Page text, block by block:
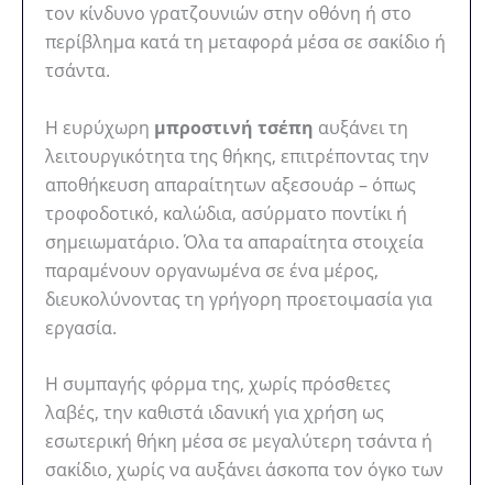
τον κίνδυνο γρατζουνιών στην οθόνη ή στο
περίβλημα κατά τη μεταφορά μέσα σε σακίδιο ή
τσάντα.
Η ευρύχωρη μπροστινή τσέπη αυξάνει τη
λειτουργικότητα της θήκης, επιτρέποντας την
αποθήκευση απαραίτητων αξεσουάρ – όπως
τροφοδοτικό, καλώδια, ασύρματο ποντίκι ή
σημειωματάριο. Όλα τα απαραίτητα στοιχεία
παραμένουν οργανωμένα σε ένα μέρος,
διευκολύνοντας τη γρήγορη προετοιμασία για
εργασία.
Η συμπαγής φόρμα της, χωρίς πρόσθετες
λαβές, την καθιστά ιδανική για χρήση ως
εσωτερική θήκη μέσα σε μεγαλύτερη τσάντα ή
σακίδιο, χωρίς να αυξάνει άσκοπα τον όγκο των